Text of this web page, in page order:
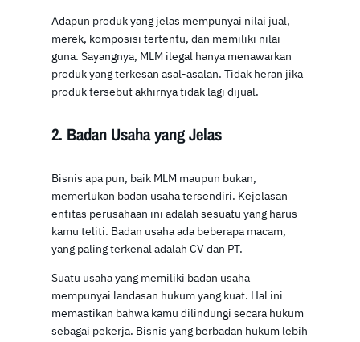
Adapun produk yang jelas mempunyai nilai jual,
merek, komposisi tertentu, dan memiliki nilai
guna. Sayangnya, MLM ilegal hanya menawarkan
produk yang terkesan asal-asalan. Tidak heran jika
produk tersebut akhirnya tidak lagi dijual.
2. Badan Usaha yang Jelas
Bisnis apa pun, baik MLM maupun bukan,
memerlukan badan usaha tersendiri. Kejelasan
entitas perusahaan ini adalah sesuatu yang harus
kamu teliti. Badan usaha ada beberapa macam,
yang paling terkenal adalah CV dan PT.
Suatu usaha yang memiliki badan usaha
mempunyai landasan hukum yang kuat. Hal ini
memastikan bahwa kamu dilindungi secara hukum
sebagai pekerja. Bisnis yang berbadan hukum lebih